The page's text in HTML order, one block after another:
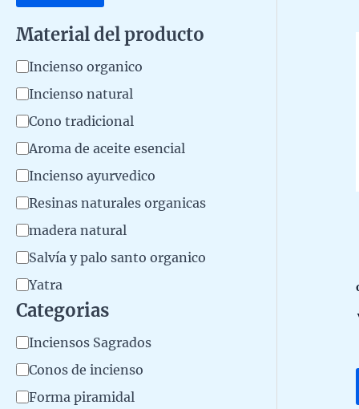
Material del producto
M
a
t
e
r
i
a
p
r
o
Incienso organico
Incienso natural
Cono tradicional
Aroma de aceite esencial
Incienso ayurvedico
Resinas naturales organicas
madera natural
Salvía y palo santo organico
Yatra
Categorias
C
a
t
Inciensos Sagrados
Conos de incienso
Forma piramidal